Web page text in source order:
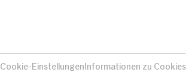
Cookie-EinstellungenInformationen zu Cookies